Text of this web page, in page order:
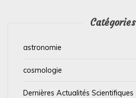
Catégories
astronomie
cosmologie
Dernières Actualités Scientifiques